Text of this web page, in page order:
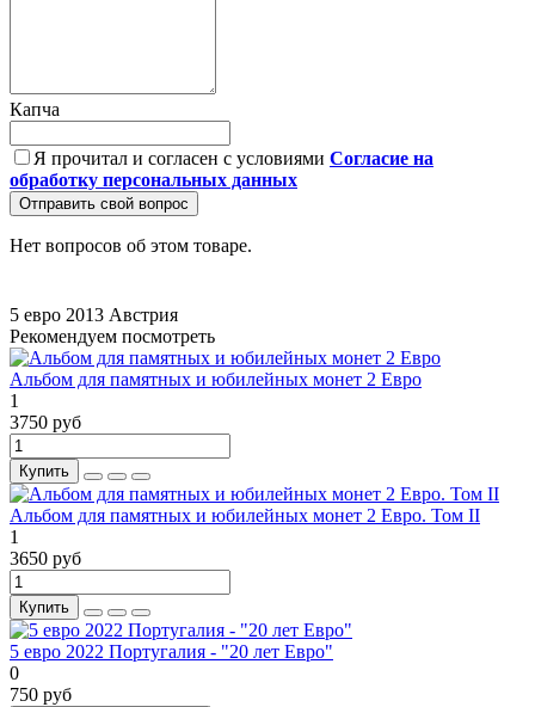
Капча
Я прочитал и согласен с условиями Согласие на
обработку персональных данных
Отправить свой вопрос
Нет вопросов об этом товаре.
5 евро 2013 Австрия
Рекомендуем посмотреть
Альбом для памятных и юбилейных монет 2 Евро
1
3750 руб
Купить
Альбом для памятных и юбилейных монет 2 Евро. Том II
1
3650 руб
Купить
5 евро 2022 Португалия - "20 лет Евро"
0
750 руб